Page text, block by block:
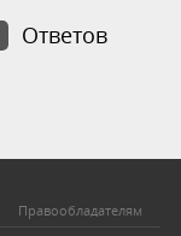
Ответов
Правообладателям